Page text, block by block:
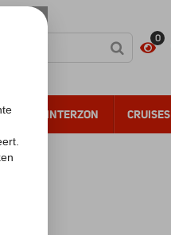
0
WINTERZON CRUISES